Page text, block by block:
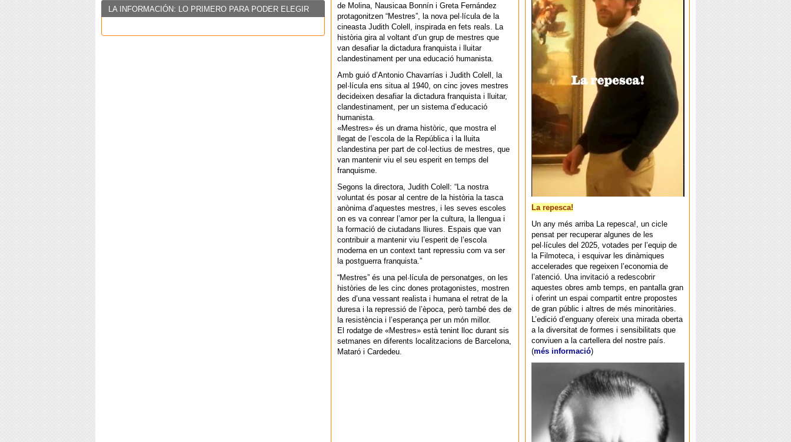
LA INFORMACIÓN: LO PRIMERO PARA PODER ELEGIR
La repesca!
Un any més arriba La repesca!, un cicle
pensat per recuperar algunes de les
pel·lícules del 2025, votades per l’equip de
la Filmoteca, i esquivar les dinàmiques
accelerades que regeixen l’economia de
l’atenció. Una invitació a redescobrir
aquestes obres amb temps, en pantalla gran
i oferint un espai compartit entre propostes
de gran públic i altres de més minoritàries.
L’edició d’enguany ofereix una mirada oberta
a la diversitat de formes i sensibilitats que
conviuen a la cartellera del nostre país.
(més informació)
de Molina, Nausicaa Bonnín i Greta Fernández
protagonitzen “Mestres”, la nova pel·lícula de la
cineasta Judith Colell, inspirada en fets reals. La
història gira al voltant d’un grup de mestres que
van desafiar la dictadura franquista i lluitar
clandestinament per una educació humanista.
Amb guió d’Antonio Chavarrías i Judith Colell, la
pel·lícula ens situa al 1940, on cinc joves mestres
decideixen desafiar la dictadura franquista i lluitar,
clandestinament, per un sistema d’educació
humanista.
«Mestres» és un drama històric, que mostra el
llegat de l’escola de la República i la lluita
clandestina per part de col·lectius de mestres, que
van mantenir viu el seu esperit en temps del
franquisme.
Segons la directora, Judith Colell: “La nostra
voluntat és posar al centre de la història la tasca
anònima d’aquestes mestres, i les seves escoles
on es va conrear l’amor per la cultura, la llengua i
la formació de ciutadans lliures. Espais que van
contribuir a mantenir viu l’esperit de l’escola
moderna en un context tant repressiu com va ser
la postguerra franquista.”
“Mestres” és una pel·lícula de personatges, on les
històries de les cinc dones protagonistes, mostren
des d’una vessant realista i humana el retrat de la
duresa i la repressió de l’època, però també des de
la resistència i l’esperança per un món millor.
El rodatge de «Mestres» està tenint lloc durant sis
setmanes en diferents localitzacions de Barcelona,
Mataró i Cardedeu.